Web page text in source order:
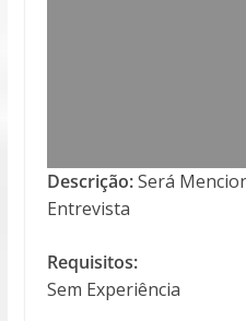
Descrição:Será
Entrevista
Requisitos:
Sem Experiência